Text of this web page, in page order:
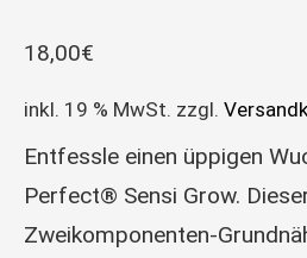
18,00€
inkl. 19 % MwSt. zzgl.
Entfessle einen üppigen
Perfect® Sensi Grow.
Zweikomponenten-